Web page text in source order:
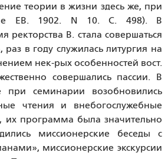
теории в жизни здесь же, при
ЕВ. 1902. N 10. С. 498). В
ректорства В. стала совершаться
в году служилась литургия на
нек-рых особенностей вост.
совершались пассии. В
при семинарии возобновились
чтения и внебогослужебные
их программа была значительно
миссионерские беседы с
миссионерские экскурсии